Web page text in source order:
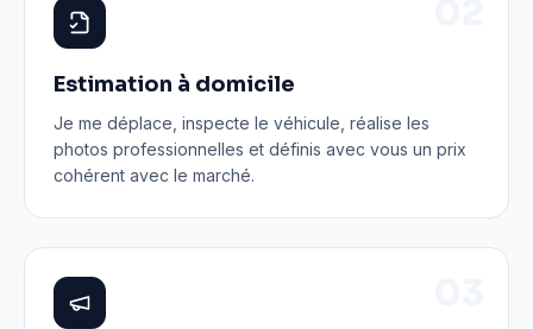
Estimation à domicile
Je me déplace, inspecte le véhicule, réalise les
photos professionnelles et définis avec vous un prix
cohérent avec le marché.